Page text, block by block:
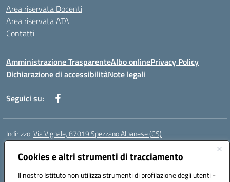
Cookies e altri strumenti di tracciamento
Il nostro Istituto non utilizza strumenti di profilazione degli utenti -
Area riservata Docenti
Area riservata ATA
Contatti
Amministrazione TrasparenteAlbo onlinePrivacy Policy
Dichiarazione di accessibilitàNote legali
Seguici su:
Indirizzo:Via Vignale, 87019 Spezzano Albanese (CS)
Centralino:
Posta elettronica certificata (PEC):csic878003@pec.istruzione.it
Codice fiscale: 94018300783